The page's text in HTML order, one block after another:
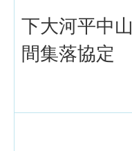
下大河平中山
間集落協定